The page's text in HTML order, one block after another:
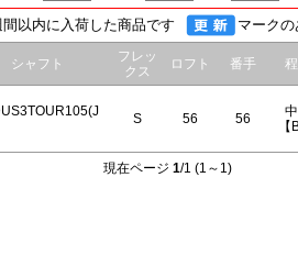
以内に入荷した商品です マーク
シャフト
フレッ
クス
ロフト 番手
S 56 56
【
現在ページ 1/1 (1～1)